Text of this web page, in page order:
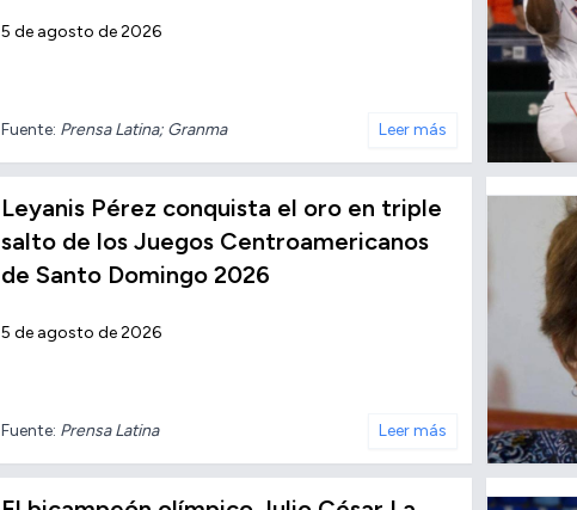
5 de agosto de 2026
Fuente: Prensa Latina; Granma Leer más
Leyanis Pérez conquista el oro en triple
salto de los Juegos Centroamericanos
de Santo Domingo 2026
5 de agosto de 2026
Fuente: Prensa Latina Leer más